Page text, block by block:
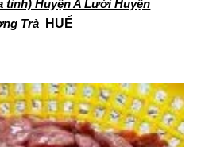
tỉnh) Huyện A Lưới Huyện
Trà
H UẾ